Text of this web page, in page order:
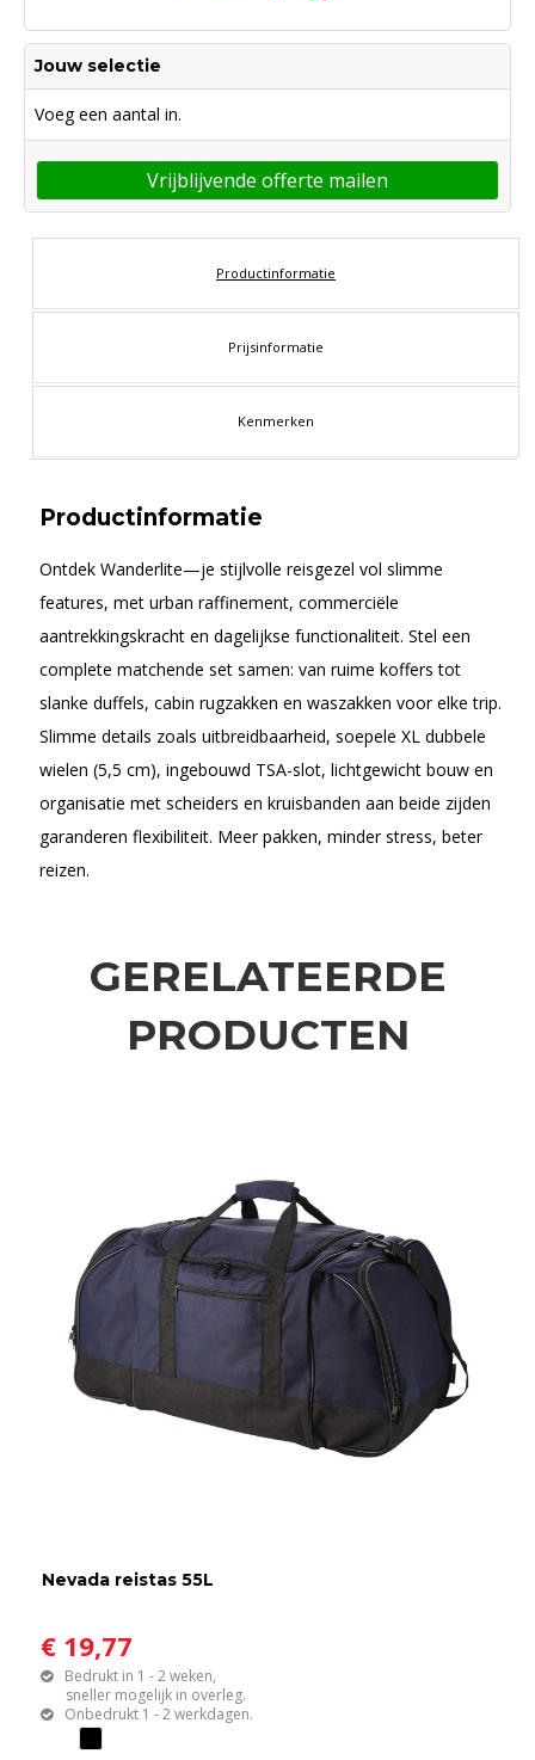
Jouw selectie
Voeg een aantal in.
Vrijblijvende offerte mailen
Productinformatie
Prijsinformatie
Kenmerken
Productinformatie
Ontdek Wanderlite—je stijlvolle reisgezel vol slimme
features, met urban raffinement, commerciële
aantrekkingskracht en dagelijkse functionaliteit. Stel een
complete matchende set samen: van ruime koffers tot
slanke duffels, cabin rugzakken en waszakken voor elke trip.
Slimme details zoals uitbreidbaarheid, soepele XL dubbele
wielen (5,5 cm), ingebouwd TSA-slot, lichtgewicht bouw en
organisatie met scheiders en kruisbanden aan beide zijden
garanderen flexibiliteit. Meer pakken, minder stress, beter
reizen.
GERELATEERDE
PRODUCTEN
Nevada reistas 55L
€ 19,77
Bedrukt in 1 - 2 weken,
sneller mogelijk in overleg.
Onbedrukt 1 - 2 werkdagen.